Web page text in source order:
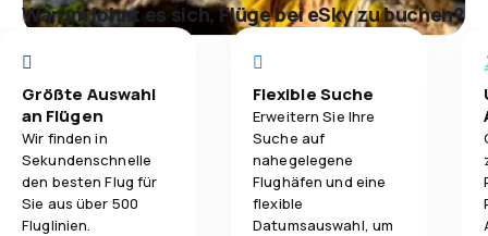
Warum lohnt es sich, Flüge bei eSky zu buchen?
Größte Auswahl
an Flügen
Wir finden in
Sekundenschnelle
den besten Flug für
Sie aus über 500
Fluglinien.
Flexible Suche
Erweitern Sie Ihre
Suche auf
nahegelegene
Flughäfen und eine
flexible
Datumsauswahl, um